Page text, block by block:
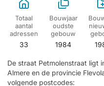
Totaal
aantal
adressen
33
Bouwjaar
oudste
gebouw
1984
De straat Petmolenstraat ligt
Almere en de provincie
volgende postcodes: